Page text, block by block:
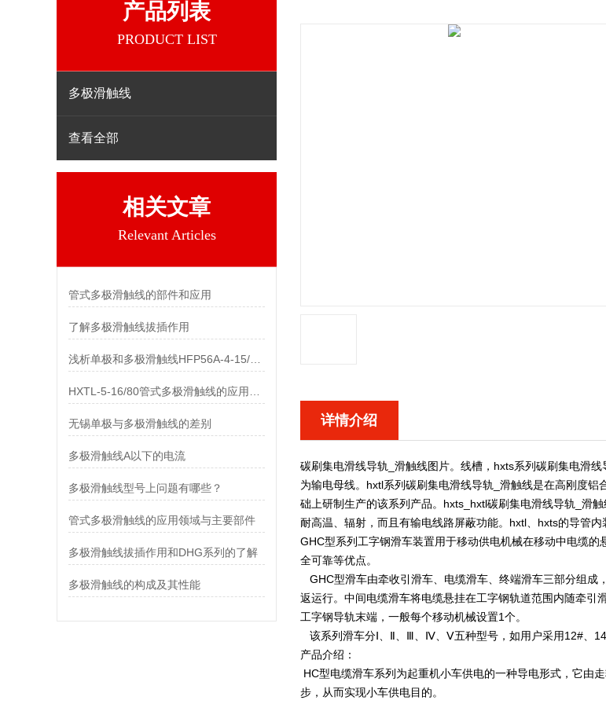
产品列表
PRODUCT LIST
多极滑触线
查看全部
相关文章
Relevant Articles
管式多极滑触线的部件和应用
了解多极滑触线拔插作用
浅析单极和多极滑触线HFP56A-4-15/80的差异
无锡单极与多极滑触线的差别
多极滑触线A以下的电流
多极滑触线型号上问题有哪些？
管式多极滑触线的应用领域与主要部件
多极滑触线拔插作用和DHG系列的了解
多极滑触线的构成及其性能
详情介绍
碳刷集电滑线导轨_滑触线图片。 线槽 ，hxts系列碳刷集电滑
为输电母线。hxtl系列碳刷集电滑线导轨_滑触线是在高刚度
础上研制生产的该系列产品。hxts_hxtl碳刷集电滑线导轨_滑
耐高温、辐射，而且有输电线路屏蔽功能。hxtl、hxts的导管
GHC型系列工字钢滑车装置用于移动供电机械在移动中电缆
全可靠等优点。
GHC型滑车由牵收引滑车、电缆滑车、终端滑车三部分组成
返运行。中间电缆滑车将电缆悬挂在工字钢轨道范围内随牵
工字钢导轨末端，一般每个移动机械设置1个。
该系列滑车分Ⅰ、Ⅱ、Ⅲ、Ⅳ、Ⅴ五种型号，如用户采用12#、
产品介绍：
HC型电缆滑车系列为起重机小车供电的一种导电形式，它由
步，从而实现小车供电目的。